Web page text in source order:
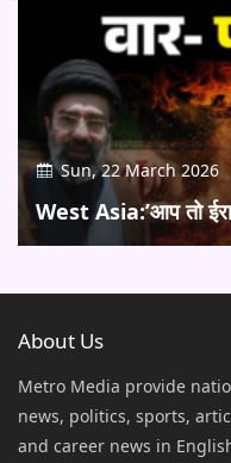
Sun, 22 March 2026
West Asia:’आप तो
About Us
Metro Media provide
news, politics, sports,
and career news in